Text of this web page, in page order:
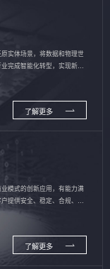
实体场景，将数据和物理世
完成智能化转型，实现新旧
了解更多
模式的创新应用，有能力满
提供安全、稳定、合规、持
了解更多